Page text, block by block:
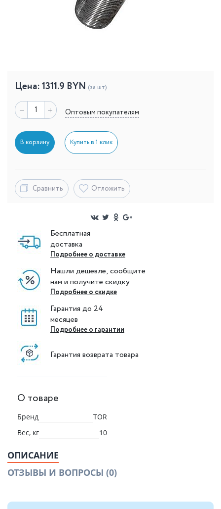
Цена:1311.9 BYN (за шт)
Оптовым покупателям
В корзину Купить в 1 клик
Сравнить Отложить
Бесплатная
доставка
Подробнее о доставке
Нашли дешевле, сообщите
нам и получите скидку
Подробнее о скидке
Гарантия до 24
месяцев
Подробнее о гарантии
Гарантия возврата товара
О товаре
Бренд
TOR
Вес, кг
10
ОПИСАНИЕ
ОТЗЫВЫ И ВОПРОСЫ (0)